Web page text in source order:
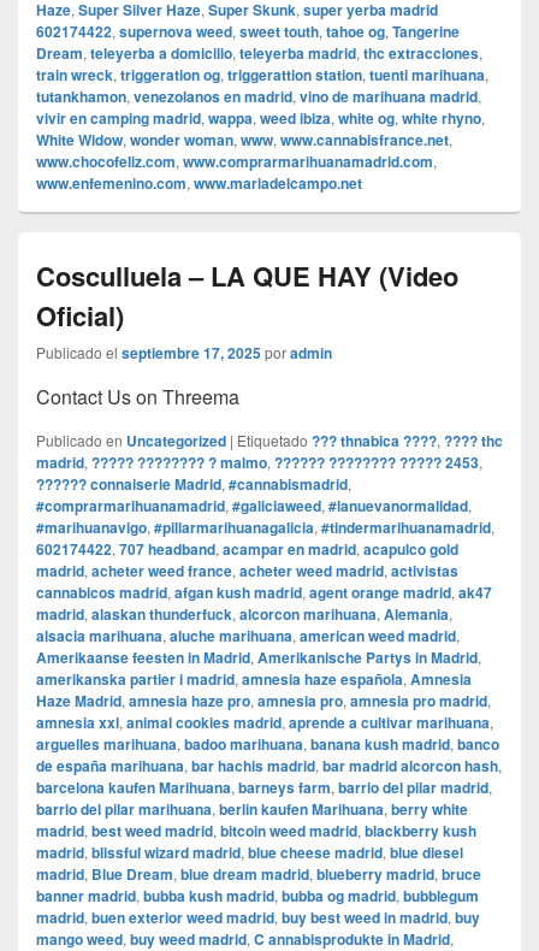
Haze, Super Silver Haze, Super Skunk, super yerba madrid
602174422, supernova weed, sweet touth, tahoe og, Tangerine
Dream, teleyerba a domicilio, teleyerba madrid, thc extracciones,
train wreck, triggeration og, triggerattion station, tuenti marihuana,
tutankhamon, venezolanos en madrid, vino de marihuana madrid,
vivir en camping madrid, wappa, weed ibiza, white og, white rhyno,
White Widow, wonder woman, www, www.cannabisfrance.net,
www.chocofeliz.com, www.comprarmarihuanamadrid.com,
www.enfemenino.com, www.mariadelcampo.net
Cosculluela – LA QUE HAY (Video
Oficial)
Publicado el septiembre 17, 2025poradmin
Contact Us on Threema
Publicado en Uncategorized | Etiquetado ??? thnabica ????, ???? thc
madrid, ????? ???????? ? malmo, ?????? ???????? ????? 2453,
?????? connaiserie Madrid, #cannabismadrid,
#comprarmarihuanamadrid, #galiciaweed, #lanuevanormalidad,
#marihuanavigo, #pillarmarihuanagalicia, #tindermarihuanamadrid,
602174422, 707 headband, acampar en madrid, acapulco gold
madrid, acheter weed france, acheter weed madrid, activistas
cannabicos madrid, afgan kush madrid, agent orange madrid, ak47
madrid, alaskan thunderfuck, alcorcon marihuana, Alemania,
alsacia marihuana, aluche marihuana, american weed madrid,
Amerikaanse feesten in Madrid, Amerikanische Partys in Madrid,
amerikanska partier i madrid, amnesia haze española, Amnesia
Haze Madrid, amnesia haze pro, amnesia pro, amnesia pro madrid,
amnesia xxl, animal cookies madrid, aprende a cultivar marihuana,
arguelles marihuana, badoo marihuana, banana kush madrid, banco
de españa marihuana, bar hachis madrid, bar madrid alcorcon hash,
barcelona kaufen Marihuana, barneys farm, barrio del pilar madrid,
barrio del pilar marihuana, berlin kaufen Marihuana, berry white
madrid, best weed madrid, bitcoin weed madrid, blackberry kush
madrid, blissful wizard madrid, blue cheese madrid, blue diesel
madrid, Blue Dream, blue dream madrid, blueberry madrid, bruce
banner madrid, bubba kush madrid, bubba og madrid, bubblegum
madrid, buen exterior weed madrid, buy best weed in madrid, buy
mango weed, buy weed madrid, C annabisprodukte in Madrid,